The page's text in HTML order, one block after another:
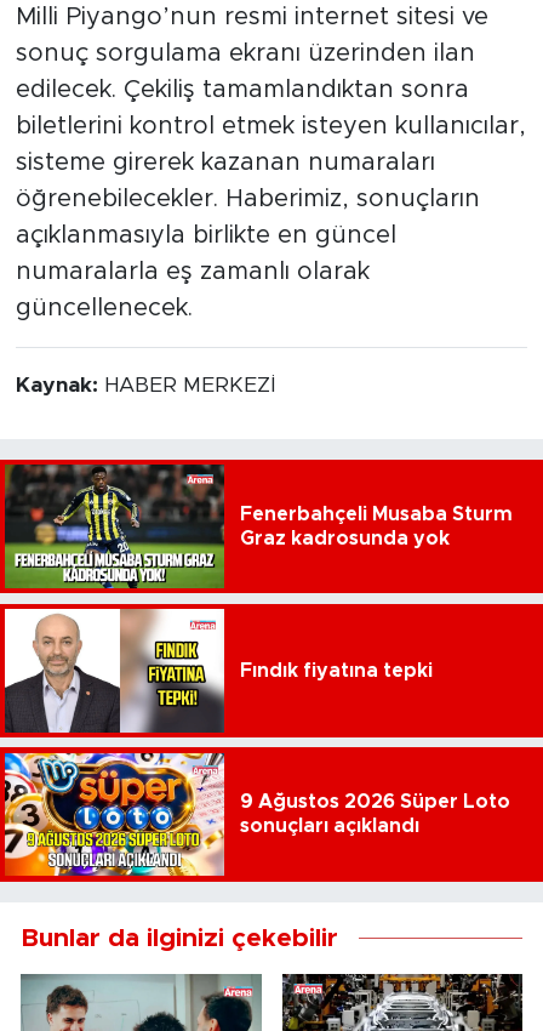
Milli Piyango’nun resmi internet sitesi ve
sonuç sorgulama ekranı üzerinden ilan
edilecek. Çekiliş tamamlandıktan sonra
biletlerini kontrol etmek isteyen kullanıcılar,
sisteme girerek kazanan numaraları
öğrenebilecekler. Haberimiz, sonuçların
açıklanmasıyla birlikte en güncel
numaralarla eş zamanlı olarak
güncellenecek.
Kaynak: HABER MERKEZİ
Fenerbahçeli Musaba Sturm
Graz kadrosunda yok
Fındık fiyatına tepki
9 Ağustos 2026 Süper Loto
sonuçları açıklandı
Bunlar da ilginizi çekebilir